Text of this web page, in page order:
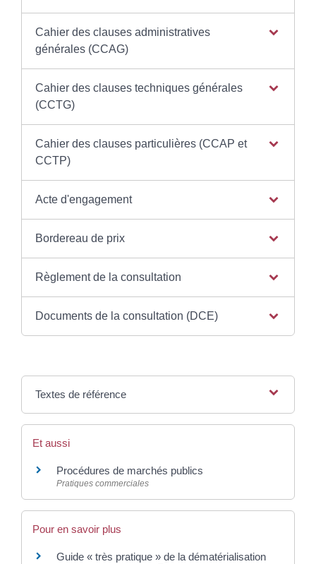
Cahier des clauses administratives
générales (CCAG)
Cahier des clauses techniques générales
(CCTG)
Cahier des clauses particulières (CCAP et
CCTP)
Acte d'engagement
Bordereau de prix
Règlement de la consultation
Documents de la consultation (DCE)
Textes de référence
Et aussi
Procédures de marchés publics
Pratiques commerciales
Pour en savoir plus
Guide « très pratique » de la dématérialisation